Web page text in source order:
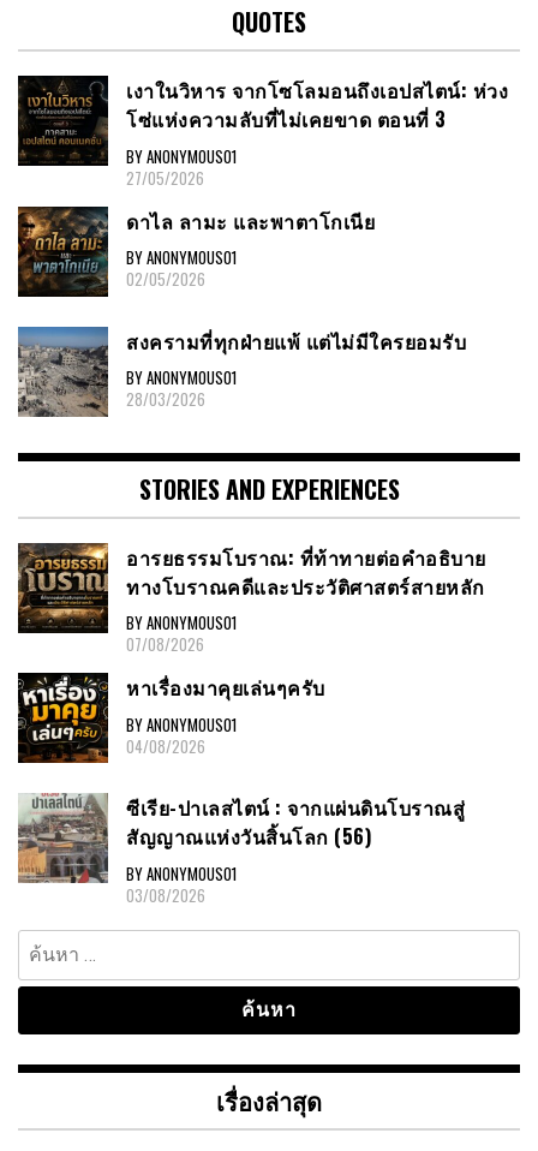
QUOTES
เงาในวิหาร จากโซโลมอนถึงเอปสไตน์: ห่วง
โซ่แห่งความลับที่ไม่เคยขาด ตอนที่ 3
BY ANONYMOUS01
27/05/2026
ดาไล ลามะ และพาตาโกเนีย
BY ANONYMOUS01
02/05/2026
สงครามที่ทุกฝ่ายแพ้ แต่ไม่มีใครยอมรับ
BY ANONYMOUS01
28/03/2026
STORIES AND EXPERIENCES
อารยธรรมโบราณ: ที่ท้าทายต่อคำอธิบาย
ทางโบราณคดีและประวัติศาสตร์สายหลัก
BY ANONYMOUS01
07/08/2026
หาเรื่องมาคุยเล่นๆครับ
BY ANONYMOUS01
04/08/2026
ซีเรีย-ปาเลสไตน์ : จากแผ่นดินโบราณสู่
สัญญาณแห่งวันสิ้นโลก (56)
BY ANONYMOUS01
03/08/2026
ค้นหา
สำหรับ:
เรื่องล่าสุด